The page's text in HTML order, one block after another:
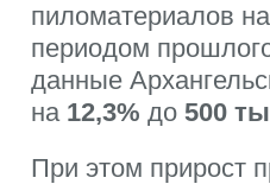
пиломатериалов на
периодом
данные
на 12,3% до 500
При этом прирост